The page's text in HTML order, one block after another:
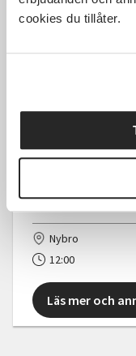
cookies du tillåter.
Läs mer och
Lunchscen
Nybro
12:00
Läs mer och